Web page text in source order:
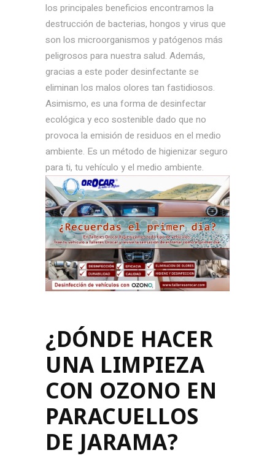
los principales beneficios encontramos la
destrucción de bacterias, hongos y virus que
son los microorganismos y patógenos más
peligrosos para nuestra salud. Además,
gracias a este poder desinfectante se
eliminan los malos olores tan fastidiosos.
Asimismo, es una forma de desinfectar
ecológica y eco sostenible dado que no
provoca la emisión de residuos en el medio
ambiente. Es un método de higienizar seguro
para ti, tu vehículo y el medio ambiente.
¿DÓNDE HACER
UNA LIMPIEZA
CON OZONO EN
PARACUELLOS
DE JARAMA?